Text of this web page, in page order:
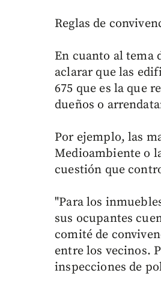
Reglas de
En cuanto al tema
aclarar que las
675 que es la que
dueños o
Por ejemplo, las
Medioambiente o
cuestión que
"Para los
sus ocupantes
comité de
entre los vecinos.
inspecciones de